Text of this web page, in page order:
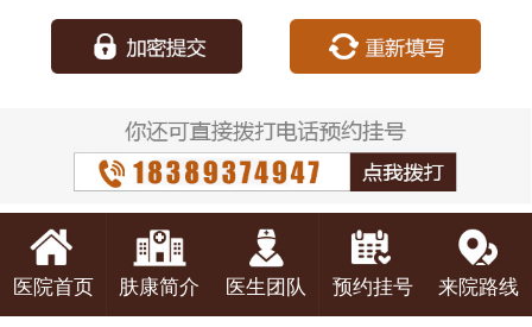
医院首页 肤康简介 医生团队 预约挂号 来院路线